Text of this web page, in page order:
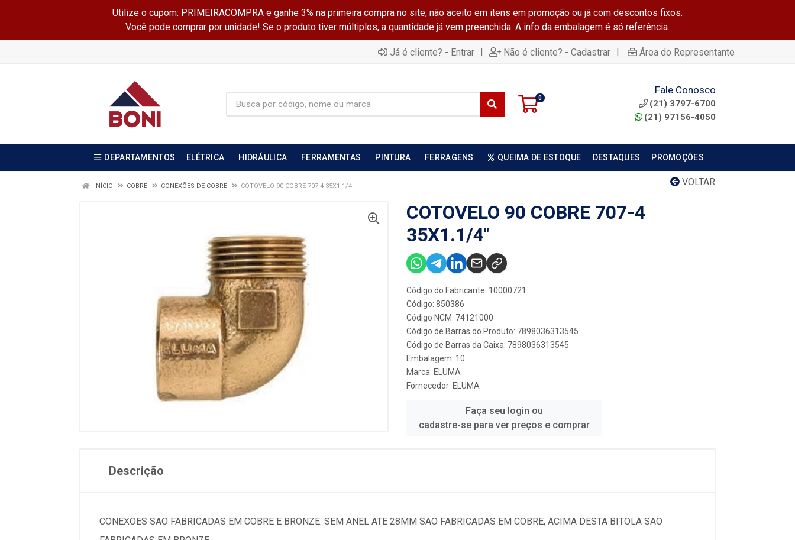
Utilize o cupom: PRIMEIRACOMPRA e ganhe 3% na primeira compra no site, não aceito em itens em promoção ou já com descontos fixos.
Você pode comprar por unidade! Se o produto tiver múltiplos, a quantidade já vem preenchida. A info da embalagem é só referência.
Já é cliente? - Entrar | Não é cliente? - Cadastrar | Área do Representante
0
Fale Conosco
(21) 3797-6700
(21) 97156-4050
DEPARTAMENTOS ELÉTRICA HIDRÁULICA FERRAMENTAS PINTURA FERRAGENS QUEIMA DE ESTOQUE DESTAQUES PROMOÇÕES
VOLTAR
INÍCIO COBRE CONEXÕES DE COBRE COTOVELO 90 COBRE 707-4 35X1.1/4''
COTOVELO 90 COBRE 707-4
35X1.1/4''
Código do Fabricante: 10000721
Código: 850386
Código NCM: 74121000
Código de Barras do Produto: 7898036313545
Código de Barras da Caixa: 7898036313545
Embalagem: 10
Marca: ELUMA
Fornecedor: ELUMA
Faça seu login ou
cadastre-se para ver preços e comprar
Descrição
CONEXOES SAO FABRICADAS EM COBRE E BRONZE. SEM ANEL ATE 28MM SAO FABRICADAS EM COBRE, ACIMA DESTA BITOLA SAO